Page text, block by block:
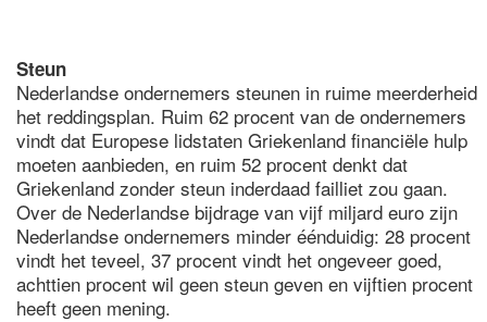
Steun
Nederlandse ondernemers steunen in ruime meerderheid
het reddingsplan. Ruim 62 procent van de ondernemers
vindt dat Europese lidstaten Griekenland financiële hulp
moeten aanbieden, en ruim 52 procent denkt dat
Griekenland zonder steun inderdaad failliet zou gaan.
Over de Nederlandse bijdrage van vijf miljard euro zijn
Nederlandse ondernemers minder éénduidig: 28 procent
vindt het teveel, 37 procent vindt het ongeveer goed,
achttien procent wil geen steun geven en vijftien procent
heeft geen mening.